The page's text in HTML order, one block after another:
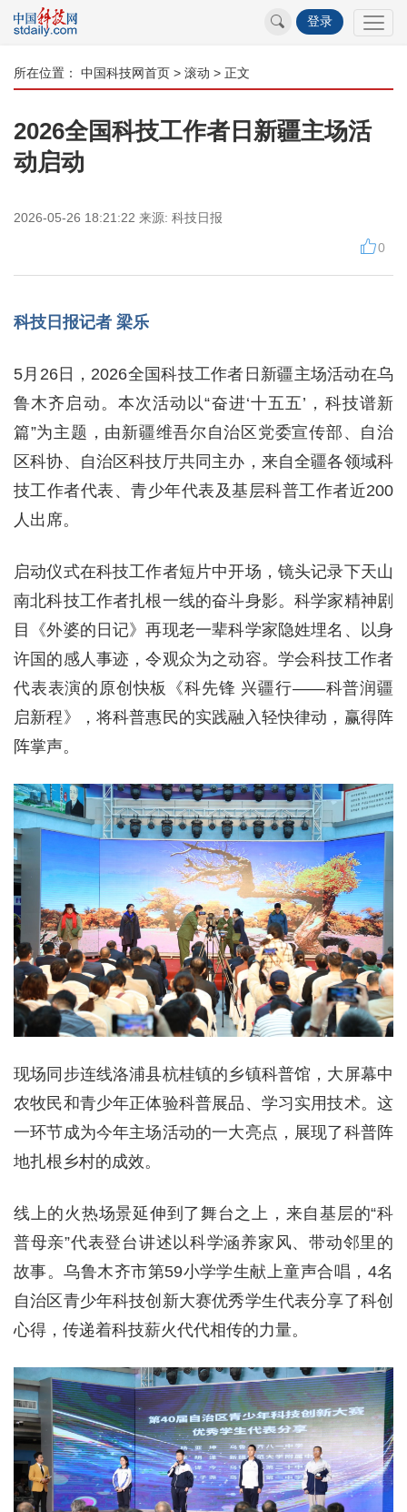
登录
所在位置： 中国科技网首页 > 滚动 > 正文
2026全国科技工作者日新疆主场活
动启动
2026-05-26 18:21:22 来源: 科技日报
0
科技日报记者 梁乐
5月26日，2026全国科技工作者日新疆主场活动在乌
鲁木齐启动。本次活动以“奋进‘十五五’，科技谱新
篇”为主题，由新疆维吾尔自治区党委宣传部、自治
区科协、自治区科技厅共同主办，来自全疆各领域科
技工作者代表、青少年代表及基层科普工作者近200
人出席。
启动仪式在科技工作者短片中开场，镜头记录下天山
南北科技工作者扎根一线的奋斗身影。科学家精神剧
目《外婆的日记》再现老一辈科学家隐姓埋名、以身
许国的感人事迹，令观众为之动容。学会科技工作者
代表表演的原创快板《科先锋 兴疆行——科普润疆
启新程》，将科普惠民的实践融入轻快律动，赢得阵
阵掌声。
现场同步连线洛浦县杭桂镇的乡镇科普馆，大屏幕中
农牧民和青少年正体验科普展品、学习实用技术。这
一环节成为今年主场活动的一大亮点，展现了科普阵
地扎根乡村的成效。
线上的火热场景延伸到了舞台之上，来自基层的“科
普母亲”代表登台讲述以科学涵养家风、带动邻里的
故事。乌鲁木齐市第59小学学生献上童声合唱，4名
自治区青少年科技创新大赛优秀学生代表分享了科创
心得，传递着科技薪火代代相传的力量。